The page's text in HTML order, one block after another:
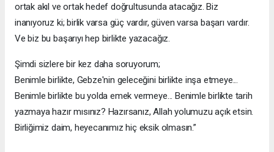
ortak akıl ve ortak hedef doğrultusunda atacağız. Biz
inanıyoruz ki; birlik varsa güç vardır, güven varsa başarı vardır.
Ve biz bu başarıyı hep birlikte yazacağız.
Şimdi sizlere bir kez daha soruyorum;
Benimle birlikte, Gebze'nin geleceğini birlikte inşa etmeye...
Benimle birlikte bu yolda emek vermeye... Benimle birlikte tarih
yazmaya hazır mısınız? Hazırsanız, Allah yolumuzu açık etsin.
Birliğimiz daim, heyecanımız hiç eksik olmasın.”